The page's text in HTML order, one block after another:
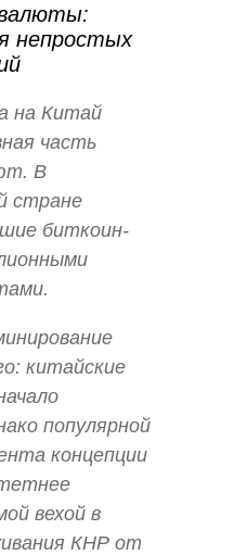
непростых
на Китай
часть
В
стране
биткоин-
китайские
популярной
концепции
вехой в
КНР от